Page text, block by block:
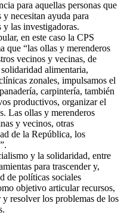
para aquellas personas que
necesitan ayuda para
y las investigadoras.
en este caso la CPS
que “las ollas y merenderos
vecinos y vecinas, de
alimentaria,
zonales, impulsamos el
carpintería, también
productivos, organizar el
Las ollas y merenderos
y vecinos, otras
de la República, los
y la solidaridad, entre
para trascender y,
de políticas sociales
objetivo articular recursos,
resolver los problemas de los